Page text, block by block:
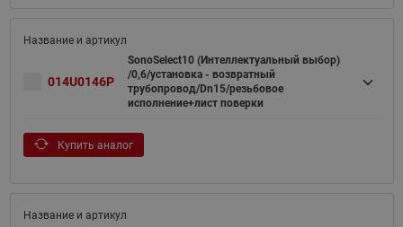
014U0146P
SonoSelect10 (Интеллектуальный выбор)
/0,6/установка - возвратный
трубопровод/Dn15/резьбовое
исполнение+лист поверки
Купить аналог